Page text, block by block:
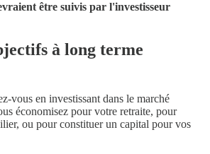
être suivis par l'investisseur
à long terme
vous en investissant dans le marché
économisez pour votre retraite, pour
ou pour constituer un capital pour vos